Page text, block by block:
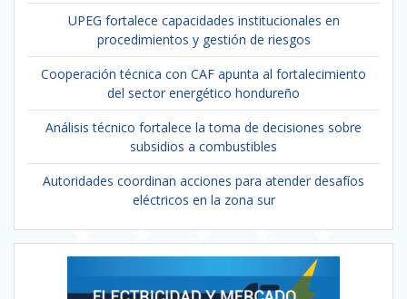
UPEG fortalece capacidades institucionales en
procedimientos y gestión de riesgos
Cooperación técnica con CAF apunta al fortalecimiento
del sector energético hondureño
Análisis técnico fortalece la toma de decisiones sobre
subsidios a combustibles
Autoridades coordinan acciones para atender desafíos
eléctricos en la zona sur